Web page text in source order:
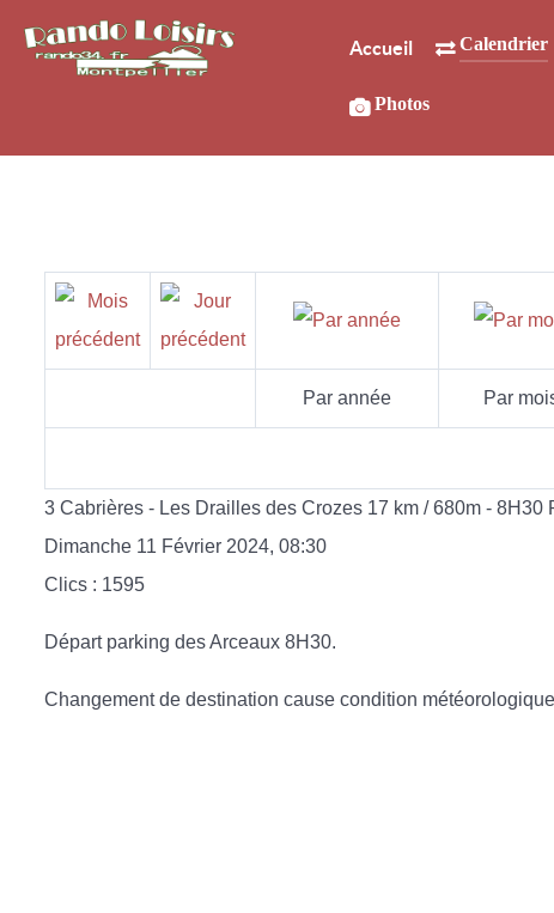
Accueil Calendrier
Photos
Par année Par
3 Cabrières - Les Drailles des Crozes 17 km / 680m - 8H30
Dimanche 11 Février 2024, 08:30
Clics : 1595
Départ parking des Arceaux 8H30.
Changement de destination cause condition